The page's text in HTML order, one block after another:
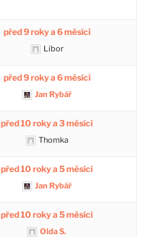
před 9 roky a 6 měsíci
Libor
před 9 roky a 6 měsíci
Jan Rybář
před 10 roky a 3 měsíci
Thomka
před 10 roky a 5 měsíci
Jan Rybář
před 10 roky a 5 měsíci
Olda S.